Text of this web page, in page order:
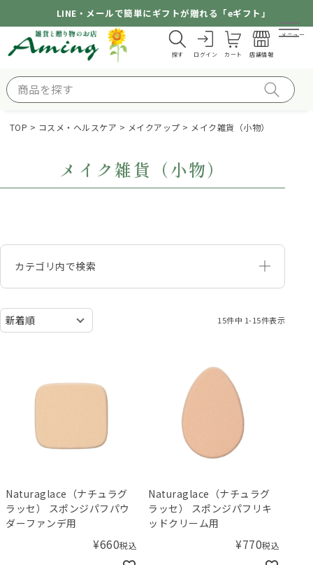
LINE・メールで簡単にギフトが贈れる「eギフト」
探す ログイン カート 店舗情報
メニュー
TOP コスメ・ヘルスケア メイクアップ メイク雑貨（小物）
メイク雑貨（小物）
カテゴリ内で検索
15件中 1-15件表示
Naturaglace（ナチュラグ
ラッセ） スポンジパフパウ
ダーファンデ用
¥660税込
Naturaglace（ナチュラグ
ラッセ） スポンジパフリキ
ッドクリーム用
¥770税込